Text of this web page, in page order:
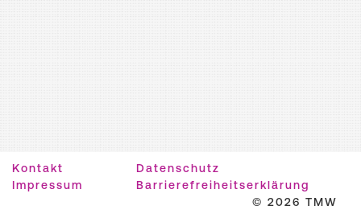
Kontakt
Datenschutz
Impressum
Barrierefreiheitserklärung
© 2026 TMW